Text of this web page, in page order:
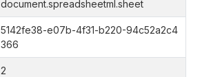
document.spreadsheetml.sheet
5142fe38-e07b-4f31-b220-94c52a2c4
366
2